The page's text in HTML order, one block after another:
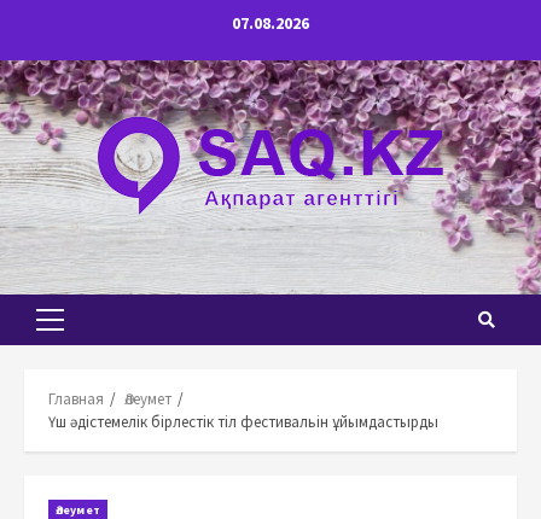
содержимому
07.08.2026
Основное
Главная
Әлеумет
Үш әдістемелік бірлестік тіл фестивальін ұйымдастырды
Әлеумет